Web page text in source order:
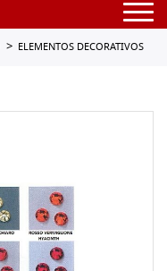
ELEMENTOS DECORATIVOS